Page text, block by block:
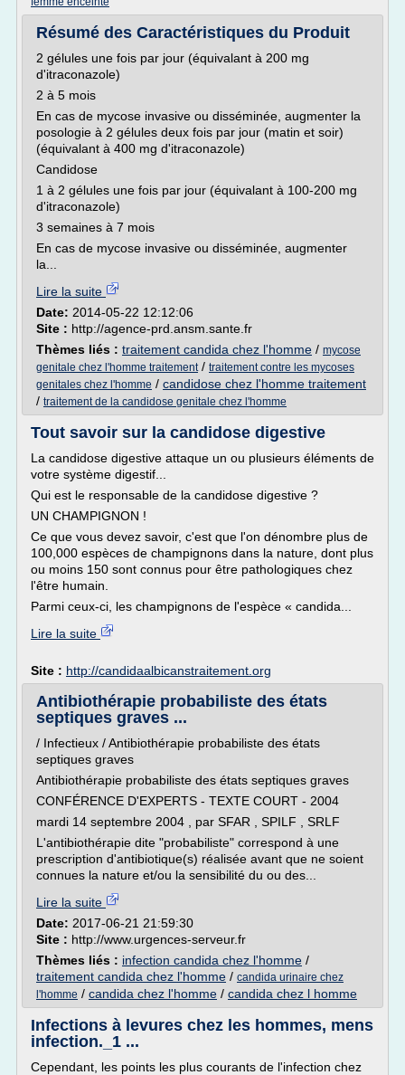
Résumé des Caractéristiques du Produit
2 gélules une fois par jour (équivalant à 200 mg
d'itraconazole)
2 à 5 mois
En cas de mycose invasive ou disséminée, augmenter la
posologie à 2 gélules deux fois par jour (matin et soir)
(équivalant à 400 mg d'itraconazole)
Candidose
1 à 2 gélules une fois par jour (équivalant à 100-200 mg
d'itraconazole)
3 semaines à 7 mois
En cas de mycose invasive ou disséminée, augmenter
la...
Lire la suite
Date: 2014-05-22 12:12:06
Site : http://agence-prd.ansm.sante.fr
Thèmes liés : traitement candida chez l'homme / mycose
genitale chez l'homme traitement/ traitement contre les mycoses
genitales chez l'homme / candidose chez l'homme traitement
/ traitement de la candidose genitale chez l'homme
Tout savoir sur la candidose digestive
La candidose digestive attaque un ou plusieurs éléments de
votre système digestif...
Qui est le responsable de la candidose digestive ?
UN CHAMPIGNON !
Ce que vous devez savoir, c'est que l'on dénombre plus de
100,000 espèces de champignons dans la nature, dont plus
ou moins 150 sont connus pour être pathologiques chez
l'être humain.
Parmi ceux-ci, les champignons de l'espèce « candida...
Lire la suite
Site : http://candidaalbicanstraitement.org
Antibiothérapie probabiliste des états
septiques graves ...
/ Infectieux / Antibiothérapie probabiliste des états
septiques graves
Antibiothérapie probabiliste des états septiques graves
CONFÉRENCE D'EXPERTS - TEXTE COURT - 2004
mardi 14 septembre 2004 , par SFAR , SPILF , SRLF
L'antibiothérapie dite "probabiliste" correspond à une
prescription d'antibiotique(s) réalisée avant que ne soient
connues la nature et/ou la sensibilité du ou des...
Lire la suite
Date: 2017-06-21 21:59:30
Site : http://www.urgences-serveur.fr
Thèmes liés : infection candida chez l'homme /
traitement candida chez l'homme / candida urinaire chez
l'homme / candida chez l'homme / candida chez l homme
Infections à levures chez les hommes, mens
infection._1 ...
Cependant, les points les plus courants de l'infection chez